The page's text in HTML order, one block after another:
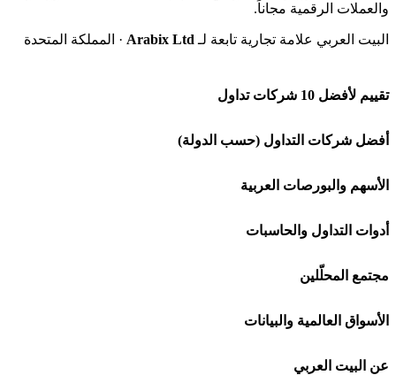
والعملات الرقمية مجاناً.
البيت العربي علامة تجارية تابعة لـ Arabix Ltd · المملكة المتحدة
تقييم لأفضل 10 شركات تداول
شركة Capital.com
افاتريد AvaTrade
اكسنس Exness
منصة بينانس
أفضل شركات التداول (حسب الدولة)
شركات تداول في السعودية
شركات تداول في الإمارات
شركات تداول في الكويت
شركات تداول في قطر
الأسهم والبورصات العربية
🌍 كل البورصات العربية
🇸🇦 السوق السعودية
🇦🇪 أسواق الإمارات
🇪🇬 البورصة المصرية
أدوات التداول والحاسبات
🕌 حاسبة الزكاة
💱 محول العملات
🧮 حاسبة حجم اللوت
مجتمع المحلّلين
🧱 حائط المجتمع
🏆 لوحة المحلّلين
الأسواق العالمية والبيانات
🌐 المؤشرات العالمية
عن البيت العربي